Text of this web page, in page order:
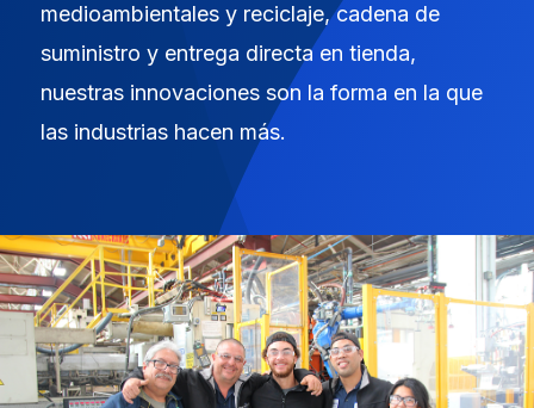
medioambientales y reciclaje, cadena de
suministro y entrega directa en tienda,
nuestras innovaciones son la forma en la que
las industrias hacen más.